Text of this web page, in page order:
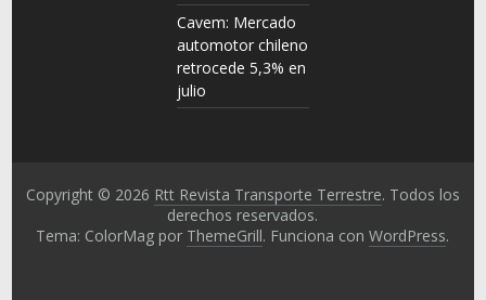
Cavem: Mercado
automotor chileno
retrocede 5,3% en
julio
Copyright © 2026 Rtt Revista Transporte Terrestre. Todos los
derechos reservados.
Tema: ColorMag por ThemeGrill. Funciona conWordPress.